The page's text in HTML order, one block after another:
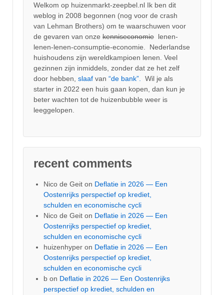
Welkom op huizenmarkt-zeepbel.nl Ik ben dit
weblog in 2008 begonnen (nog voor de crash
van Lehman Brothers) om te waarschuwen voor
de gevaren van onze kenniseconomie lenen-
lenen-lenen-consumptie-economie. Nederlandse
huishoudens zijn wereldkampioen lenen. Veel
gezinnen zijn inmiddels, zonder dat ze het zelf
door hebben, slaaf van “de bank”.
Wil je als
starter in 2022 een huis gaan kopen, dan kun je
beter wachten tot de huizenbubble weer is
leeggelopen.
recent comments
Nico de Geit on Deflatie in 2026 — Een
Oostenrijks perspectief op krediet,
schulden en economische cycli
Nico de Geit on Deflatie in 2026 — Een
Oostenrijks perspectief op krediet,
schulden en economische cycli
huizenhyper on Deflatie in 2026 — Een
Oostenrijks perspectief op krediet,
schulden en economische cycli
b on Deflatie in 2026 — Een Oostenrijks
perspectief op krediet, schulden en